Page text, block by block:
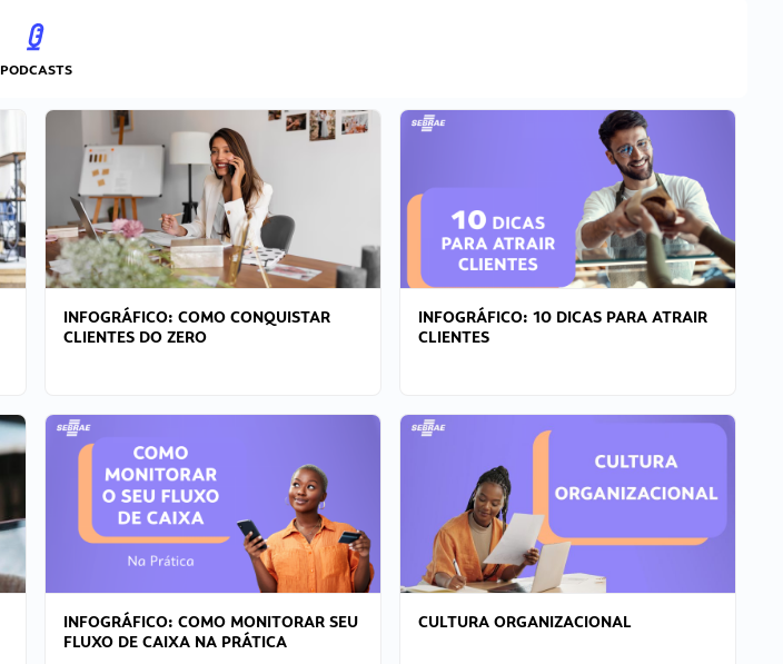
PODCASTS
INFOGRÁFICO: COMO CONQUISTAR
CLIENTES DO ZERO
INFOGRÁFICO: 10 DICAS PARA ATRAIR
CLIENTES
INFOGRÁFICO: COMO MONITORAR SEU
FLUXO DE CAIXA NA PRÁTICA
CULTURA ORGANIZACIONAL